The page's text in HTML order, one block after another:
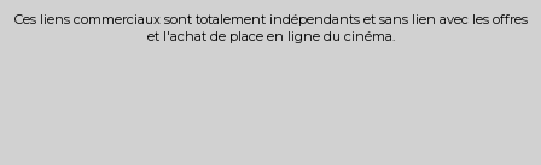
Ces liens commerciaux sont totalement indépendants et sans lien avec les offres
et l'achat de place en ligne du cinéma.